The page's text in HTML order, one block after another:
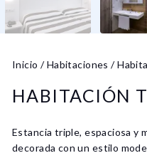
Inicio /Habitaciones /
HABITACIÓN
Estancia triple, espaciosa y
decorada con un estilo